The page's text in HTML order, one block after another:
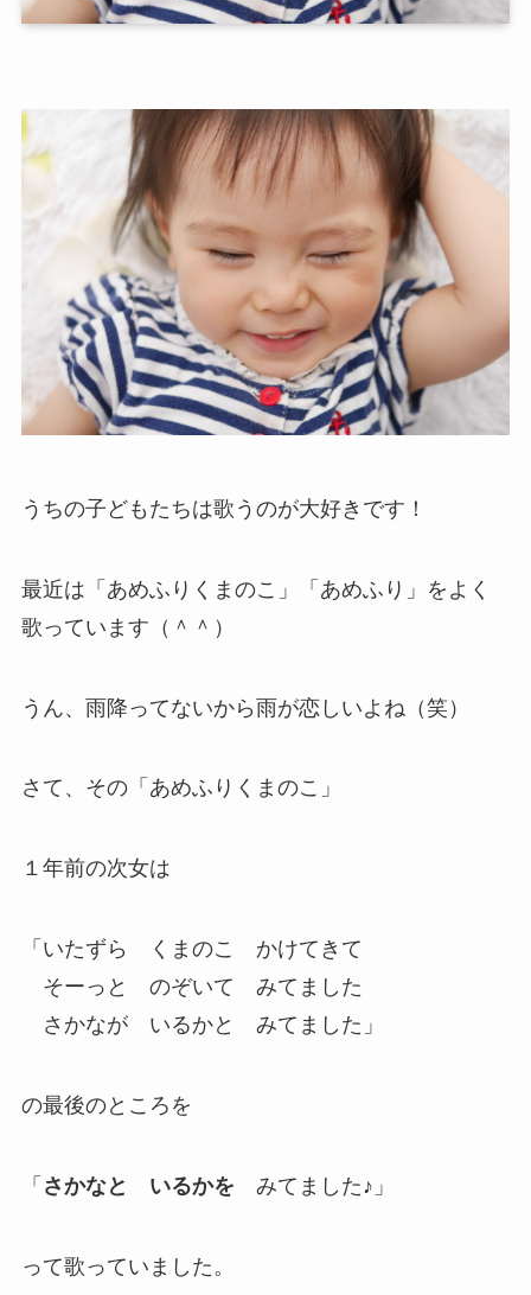
うちの子どもたちは歌うのが大好きです！
最近は「あめふりくまのこ」「あめふり」をよく
歌っています（＾＾）
うん、雨降ってないから雨が恋しいよね（笑）
さて、その「あめふりくまのこ」
１年前の次女は
「いたずら くまのこ かけてきて
そーっと のぞいて みてました
さかなが いるかと みてました」
の最後のところを
「 さかなと いるかを みてました♪」
って歌っていました。